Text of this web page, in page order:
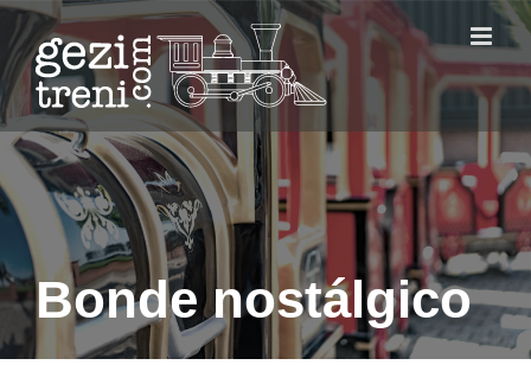
Skip
to
content
Bonde nostálgico